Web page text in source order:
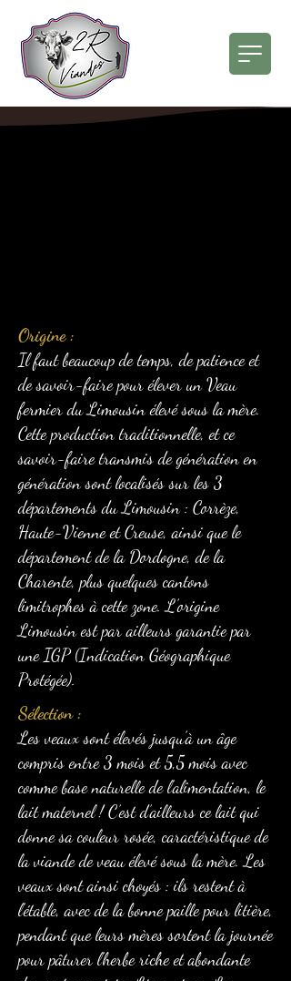
Origine :
Il faut beaucoup de temps, de patience et
de savoir-faire pour élever un Veau
fermier du Limousin élevé sous la mère.
Cette production traditionnelle, et ce
savoir-faire transmis de génération en
génération sont localisés sur les 3
départements du Limousin : Corrèze,
Haute-Vienne et Creuse, ainsi que le
département de la Dordogne, de la
Charente, plus quelques cantons
limitrophes à cette zone. L’origine
Limousin est par ailleurs garantie par
une IGP (Indication Géographique
Protégée).
Sélection :
Les veaux sont élevés jusqu’à un âge
compris entre 3 mois et 5,5 mois avec
comme base naturelle de l’alimentation, le
lait maternel ! C’est d’ailleurs ce lait qui
donne sa couleur rosée, caractéristique de
la viande de veau élevé sous la mère. Les
veaux sont ainsi choyés : ils restent à
l’étable, avec de la bonne paille pour litière,
pendant que leurs mères sortent la journée
pour pâturer l’herbe riche et abondante